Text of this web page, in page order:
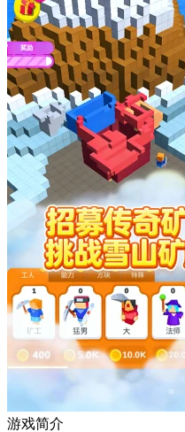
游戏简介